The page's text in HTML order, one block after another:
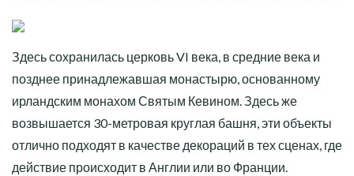
Здесь сохранилась церковь VI века, в средние века и
позднее принадлежавшая монастырю, основанному
ирландским монахом Святым Кевином. Здесь же
возвышается 30-метровая круглая башня, эти объекты
отлично подходят в качестве декораций в тех сценах, где
действие происходит в Англии или во Франции.